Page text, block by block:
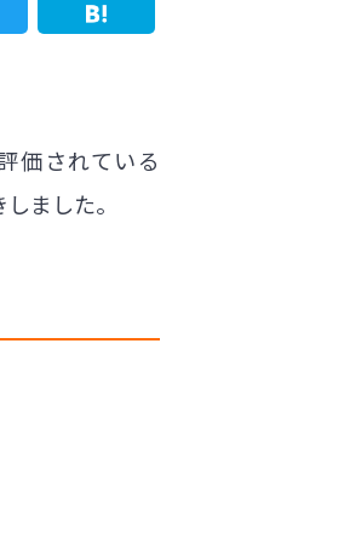
価されている
ました。